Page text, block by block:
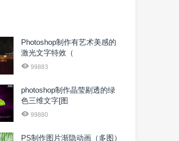
Photoshop制作有艺术美感的
激光文字特效（
99883
photoshop制作晶莹剔透的绿
色三维文字[图
99880
PS制作图片渐隐动画（多图）